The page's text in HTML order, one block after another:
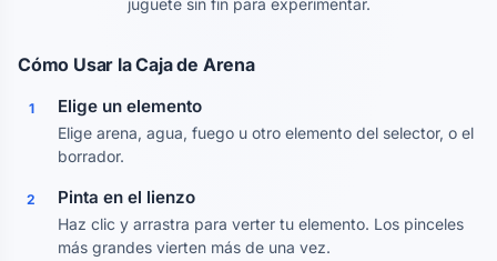
juguete sin fin para experimentar.
Cómo Usar la Caja de Arena
1 Elige un elemento
Elige arena, agua, fuego u otro elemento del selector, o el
borrador.
2 Pinta en el lienzo
Haz clic y arrastra para verter tu elemento. Los pinceles
más grandes vierten más de una vez.